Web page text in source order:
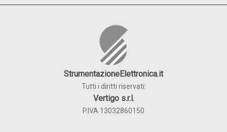
StrumentazioneElettronica.it
Tutti i diritti riservati:
Vertigo s.r.l.
P.IVA 13032860150